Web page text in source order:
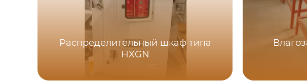
Распределительный шкаф типа
HXGN